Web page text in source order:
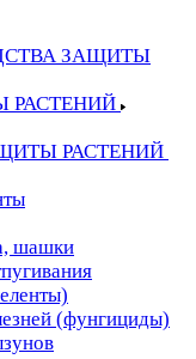
ЗАЩИТЫ
РАСТЕНИЙ
РАСТЕНИЙ
шашки
(фунгициды)